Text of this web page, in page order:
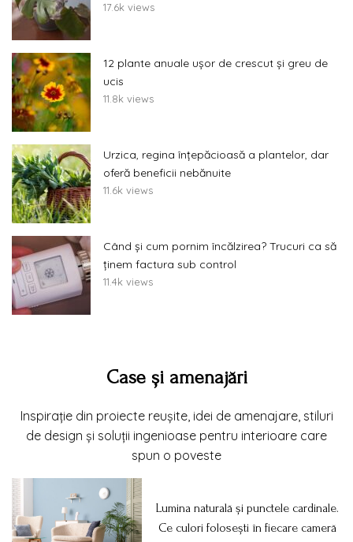
17.6k views
12 plante anuale ușor de crescut și greu de
ucis
11.8k views
Urzica, regina înțepăcioasă a plantelor, dar
oferă beneficii nebănuite
11.6k views
Când și cum pornim încălzirea? Trucuri ca să
ținem factura sub control
11.4k views
Case și amenajări
Inspirație din proiecte reușite, idei de amenajare, stiluri
de design și soluții ingenioase pentru interioare care
spun o poveste
Lumina naturală și punctele cardinale.
Ce culori folosești în fiecare cameră